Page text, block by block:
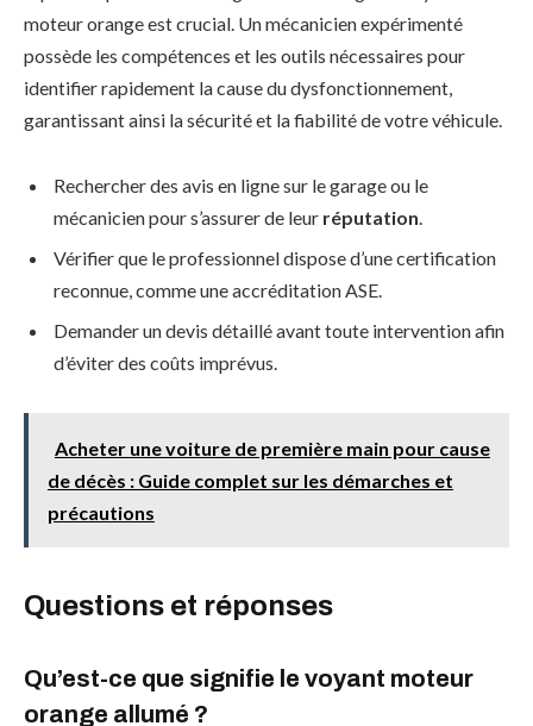
moteur orange est crucial. Un mécanicien expérimenté
possède les compétences et les outils nécessaires pour
identifier rapidement la cause du dysfonctionnement,
garantissant ainsi la sécurité et la fiabilité de votre véhicule.
Rechercher des avis en ligne sur le garage ou le
mécanicien pour s’assurer de leur réputation.
Vérifier que le professionnel dispose d’une certification
reconnue, comme une accréditation ASE.
Demander un devis détaillé avant toute intervention afin
d’éviter des coûts imprévus.
Acheter une voiture de première main pour cause
de décès : Guide complet sur les démarches et
précautions
Questions et réponses
Qu’est-ce que signifie le voyant moteur
orange allumé ?